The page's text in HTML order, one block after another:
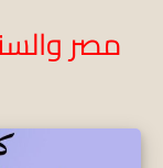
مصر